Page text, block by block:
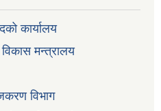
कार्यालय
मन्त्रालय
विभाग